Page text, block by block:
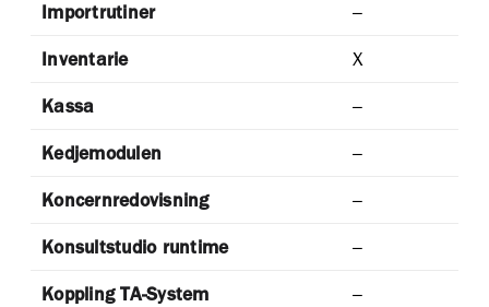
Importrutiner –
Inventarie X
Kassa –
Kedjemodulen –
Koncernredovisning –
Konsultstudio runtime –
Koppling TA-System –